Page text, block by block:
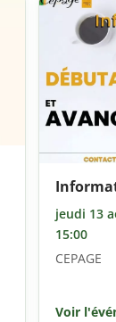
jeudi 13
15:00
CEPAGE
Voir